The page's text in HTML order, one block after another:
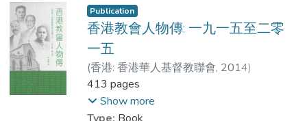
年來已是中國人的記憶，成為近代中國的文
化符號。在深入探討和客觀反思的同時，更
應注意「五四」開創的新思維、新事業和新
方向。這個基礎是中國邁向新的百年的起
步。
Publication
香港教會人物傳: 一九一五至二零
一五
(香港: 香港華人基督教聯會, 2014)
李金強
;
刑福增
;黃文江
Dr. PANG Suk Man
413 pages
Show more